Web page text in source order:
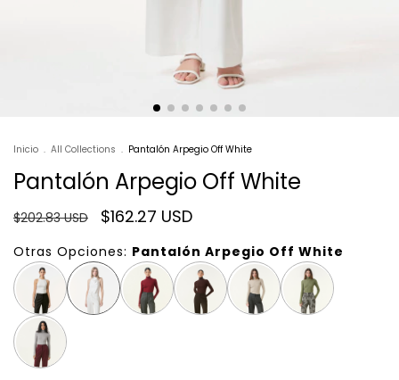
Inicio . All Collections . Pantalón Arpegio Off White
Pantalón Arpegio Off White
$202.83 USD $162.27 USD
Otras Opciones: Pantalón Arpegio Off White